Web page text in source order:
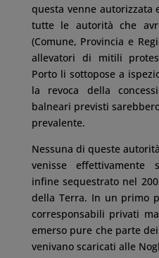
questa venne autorizzata
tutte le autorità che
(Comune, Provincia e
allevatori di mitili
Porto li sottopose a
la revoca della
balneari previsti
prevalente.
Nessuna di queste
venisse effettivamente
infine sequestrato nel
della Terra. In un primo
corresponsabili privati
emerso pure che parte
venivano scaricati alle